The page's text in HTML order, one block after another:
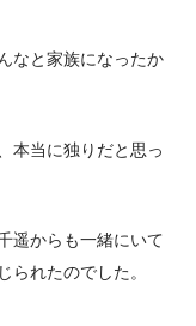
なと家族になったか
本当に独りだと思っ
遥からも一緒にいて
られたのでした。